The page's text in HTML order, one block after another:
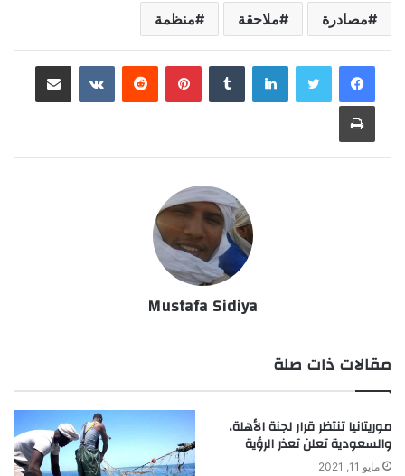
مصادرة ملاحقة منظمة
لينكدإن بينتيريست مشاركة عبر البريد
طباعة
Mustafa Sidiya
مقالات ذات صلة
موريتانيا تنتظر قرار لجنة الأهلة،
والسعودية تعلن تعذر الرؤية
مايو 11, 2021